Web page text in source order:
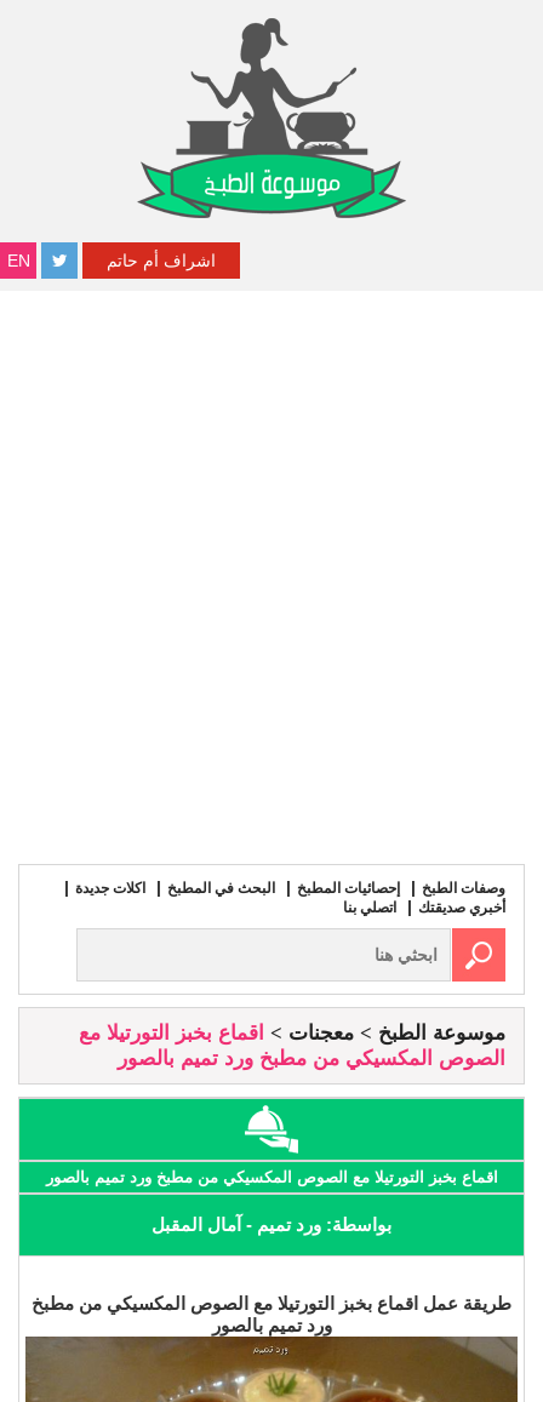
EN اشراف أم حاتم
وصفات الطبخ إحصائيات المطبخ البحث في المطبخ
اكلات جديدة
أخبري صديقتك
اتصلي بنا
موسوعة الطبخ معجنات
اقماع بخبز التورتيلا مع
الصوص المكسيكي من مطبخ ورد تميم بالصور
اقماع بخبز التورتيلا مع الصوص المكسيكي من مطبخ ورد تميم بالصور
بواسطة: ورد تميم - آمال المقبل
طريقة عمل اقماع بخبز التورتيلا مع الصوص المكسيكي من مطبخ
ورد تميم بالصور